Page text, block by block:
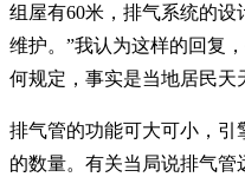
组屋有60米，排气系统的
维护。”我认为这样的回复
何规定，事实是当地居民天
排气管的功能可大可小，引
的数量。有关当局说排气管